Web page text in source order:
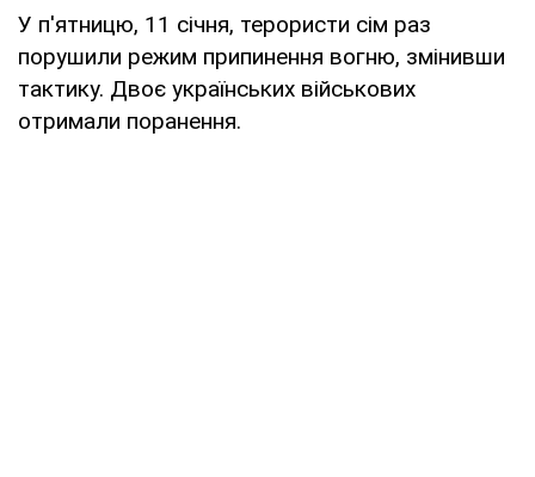
У п'ятницю, 11 січня, терористи сім раз
порушили режим припинення вогню, змінивши
тактику. Двоє українських військових
отримали поранення.